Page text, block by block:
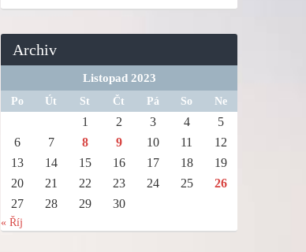
Archiv
Listopad 2023
Po Út St Čt Pá So Ne
1 2 3 4
5
6
7 8 9 10 11
12
13
14 15 16 17 18
19
20
21 22 23 24 25
26
27
28 29 30
« Říj